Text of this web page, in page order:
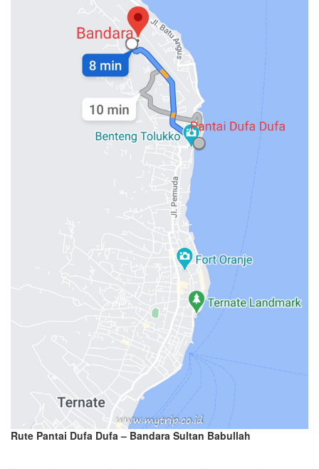
Rute Pantai Dufa Dufa – Bandara Sultan Babullah